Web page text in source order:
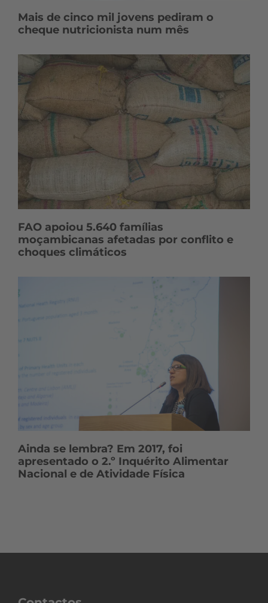
Mais de cinco mil jovens pediram o
cheque nutricionista num mês
FAO apoiou 5.640 famílias
moçambicanas afetadas por conflito e
choques climáticos
Ainda se lembra? Em 2017, foi
apresentado o 2.º Inquérito Alimentar
Nacional e de Atividade Física